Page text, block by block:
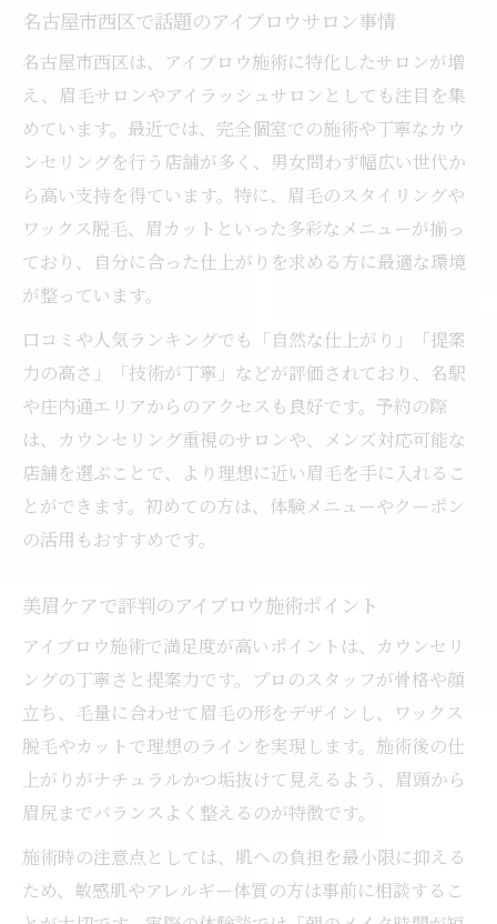
名古屋市西区で話題のアイブロウサロン事情
名古屋市西区は、アイブロウ施術に特化したサロンが増
え、眉毛サロンやアイラッシュサロンとしても注目を集
めています。最近では、完全個室での施術や丁寧なカウ
ンセリングを行う店舗が多く、男女問わず幅広い世代か
ら高い支持を得ています。特に、眉毛のスタイリングや
ワックス脱毛、眉カットといった多彩なメニューが揃っ
ており、自分に合った仕上がりを求める方に最適な環境
が整っています。
口コミや人気ランキングでも「自然な仕上がり」「提案
力の高さ」「技術が丁寧」などが評価されており、名駅
や庄内通エリアからのアクセスも良好です。予約の際
は、カウンセリング重視のサロンや、メンズ対応可能な
店舗を選ぶことで、より理想に近い眉毛を手に入れるこ
とができます。初めての方は、体験メニューやクーポン
の活用もおすすめです。
美眉ケアで評判のアイブロウ施術ポイント
アイブロウ施術で満足度が高いポイントは、カウンセリ
ングの丁寧さと提案力です。プロのスタッフが骨格や顔
立ち、毛量に合わせて眉毛の形をデザインし、ワックス
脱毛やカットで理想のラインを実現します。施術後の仕
上がりがナチュラルかつ垢抜けて見えるよう、眉頭から
眉尻までバランスよく整えるのが特徴です。
施術時の注意点としては、肌への負担を最小限に抑える
ため、敏感肌やアレルギー体質の方は事前に相談するこ